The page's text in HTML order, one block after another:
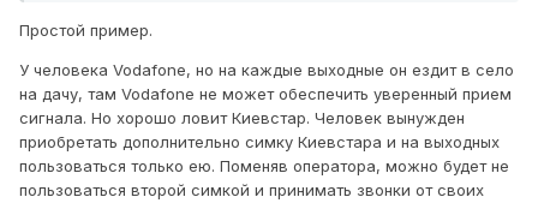
Простой пример.
У человека Vodafone, но на каждые выходные он ездит в село
на дачу, там Vodafone не может обеспечить уверенный прием
сигнала. Но хорошо ловит Киевстар. Человек вынужден
приобретать дополнительно симку Киевстара и на выходных
пользоваться только ею. Поменяв оператора, можно будет не
пользоваться второй симкой и принимать звонки от своих